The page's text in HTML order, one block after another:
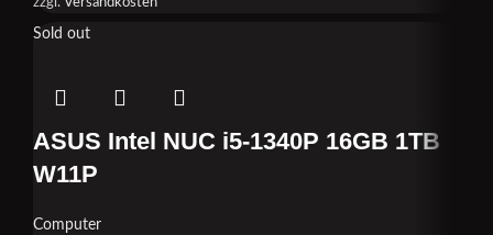
Sold out
ASUS Intel NUC i5-1340P 16GB 1TB
W11P
Computer